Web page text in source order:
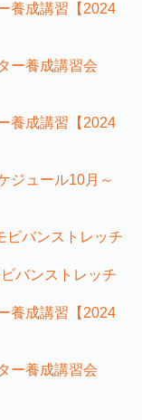
養成講習【2024
ー養成講習会
養成講習【2024
ジュール10月～
バンストレッチ
バンストレッチ
養成講習【2024
ー養成講習会